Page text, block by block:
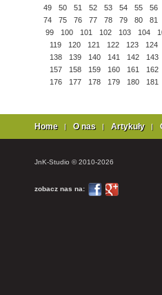
49
50 51 52 53 54 55 56
74
75 76 77 78 79 80 81
99
100 101 102 103 104
119
120 121 122 123 124
138
139 140 141 142 143
157
158 159 160 161 162
176
177 178 179 180 181
Home O nas Artykuły
JnK-Studio © 2010-2026
zobacz nas na: